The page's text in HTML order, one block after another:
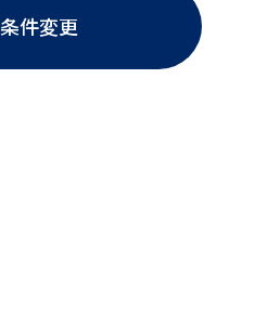
フ
学部・学科パンフ
・学校推薦型選抜 募集要項＆願書
大以外の資料から請求
資料請求
通テスト「受験上の配慮案内」の
件変更